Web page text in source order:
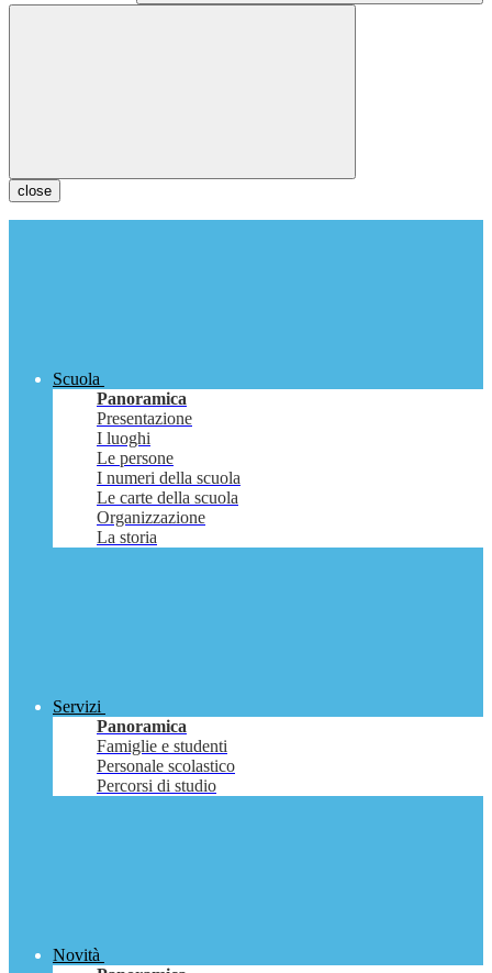
close
Scuola
Panoramica
Presentazione
I luoghi
Le persone
I numeri della scuola
Le carte della scuola
Organizzazione
La storia
Servizi
Panoramica
Famiglie e studenti
Personale scolastico
Percorsi di studio
Novità